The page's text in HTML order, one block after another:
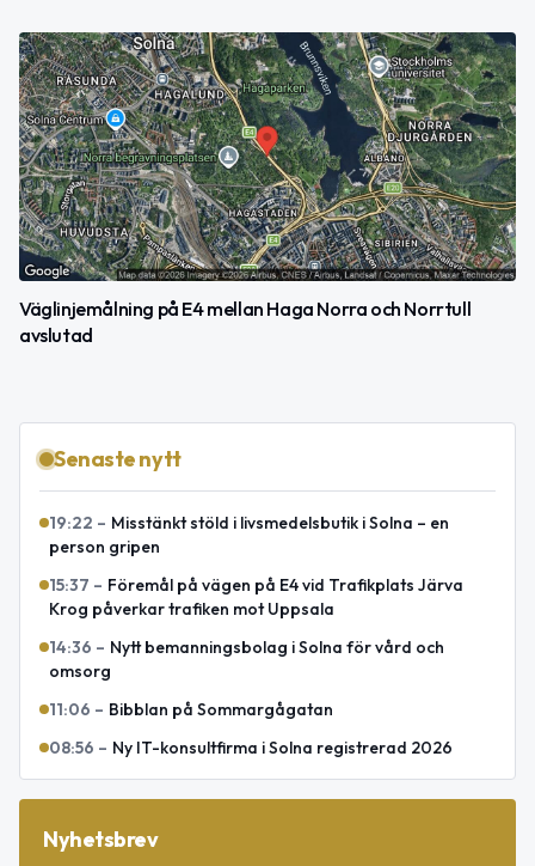
Väglinjemålning på E4 mellan Haga Norra och Norrtull
avslutad
Senaste nytt
19:22 – Misstänkt stöld i livsmedelsbutik i Solna – en
person gripen
15:37 – Föremål på vägen på E4 vid Trafikplats Järva
Krog påverkar trafiken mot Uppsala
14:36 – Nytt bemanningsbolag i Solna för vård och
omsorg
11:06 – Bibblan på Sommargågatan
08:56 – Ny IT-konsultfirma i Solna registrerad 2026
Nyhetsbrev